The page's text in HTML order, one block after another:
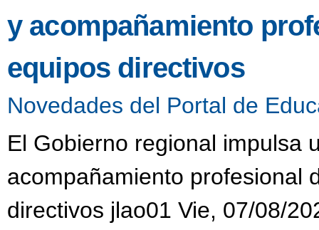
y acompañamiento
equipos directivos
Novedades del Portal de
El Gobierno regional impulsa
acompañamiento profesional
directivos jlao01 Vie, 07/08/